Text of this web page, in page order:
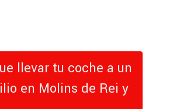
llevar tu coche a un
en Molins de Rei y